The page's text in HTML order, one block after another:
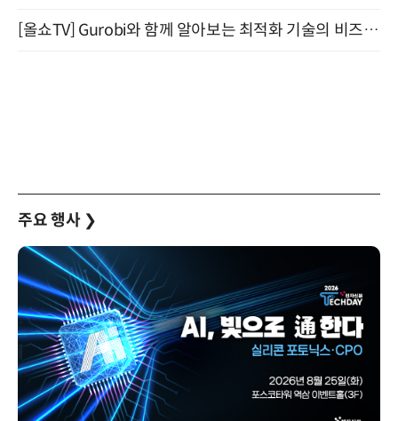
[올쇼TV] Gurobi와 함께 알아보는 최적화 기술의 비즈니스 활용 (8월 20일 생방송)
주요 행사 ❯